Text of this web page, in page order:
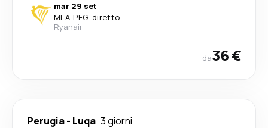
mar 29 set
MLA-PEG· diretto
Ryanair
da36 €
Perugia- Luqa 3 giorni